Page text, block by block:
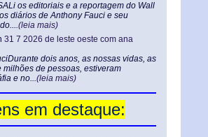
os editoriais e a reportagem do Wall
diários de Anthony Fauci e seu
(leia mais)
31 7 2026 de leste oeste com ana
dois anos, as nossas vidas, as
milhões de pessoas, estiveram
e no...(leia mais)
em destaque: